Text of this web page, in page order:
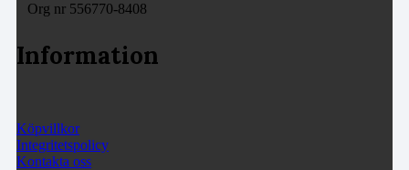
Org nr 556770-8408
Information
Köpvillkor
Integritetspolicy
Kontakta oss